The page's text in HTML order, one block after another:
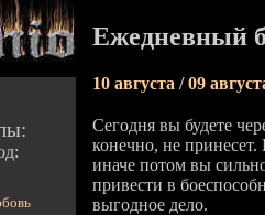
Ежедневный
10 августа /09
Сегодня вы будете
конечно, не принесет.
иначе потом вы
привести в
выгодное дело.